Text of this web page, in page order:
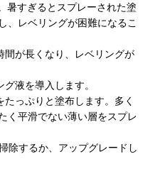
暑すぎるとスプレーされた塗
、レベリングが困難になるこ
が長くなり、レベリングが
液を導入します。
っぷりと塗布します。多く
く平滑でない薄い層をスプレ
除するか、アップグレードし